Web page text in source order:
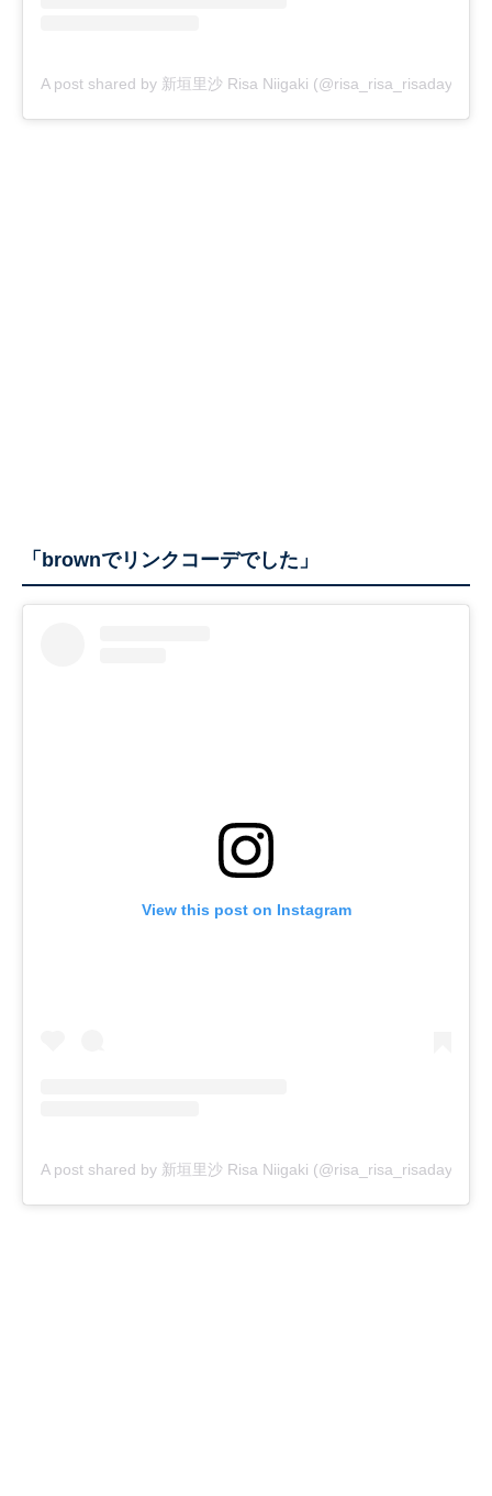
A post shared by 新垣里沙 Risa Niigaki (@risa_risa_risadayo)
「brownでリンクコーデでした」
View this post on Instagram
A post shared by 新垣里沙 Risa Niigaki (@risa_risa_risadayo)